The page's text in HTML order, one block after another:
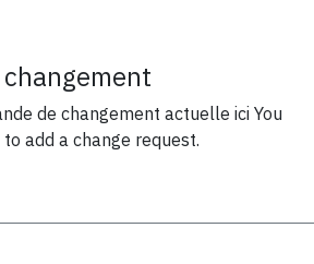
de changement actuelle ici You
add a change request.